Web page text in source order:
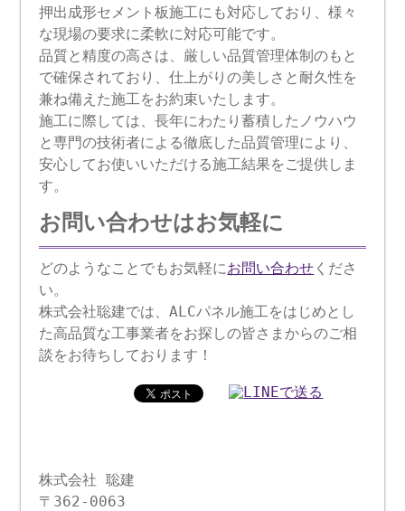
押出成形セメント板施工にも対応しており、様々
な現場の要求に柔軟に対応可能です。
品質と精度の高さは、厳しい品質管理体制のもと
で確保されており、仕上がりの美しさと耐久性を
兼ね備えた施工をお約束いたします。
施工に際しては、長年にわたり蓄積したノウハウ
と専門の技術者による徹底した品質管理により、
安心してお使いいただける施工結果をご提供しま
す。
お問い合わせはお気軽に
どのようなことでもお気軽にお問い合わせ くださ
い。
株式会社聡建では、ALCパネル施工をはじめとし
た高品質な工事業者をお探しの皆さまからのご相
談をお待ちしております！
株式会社 聡建
〒362-0063